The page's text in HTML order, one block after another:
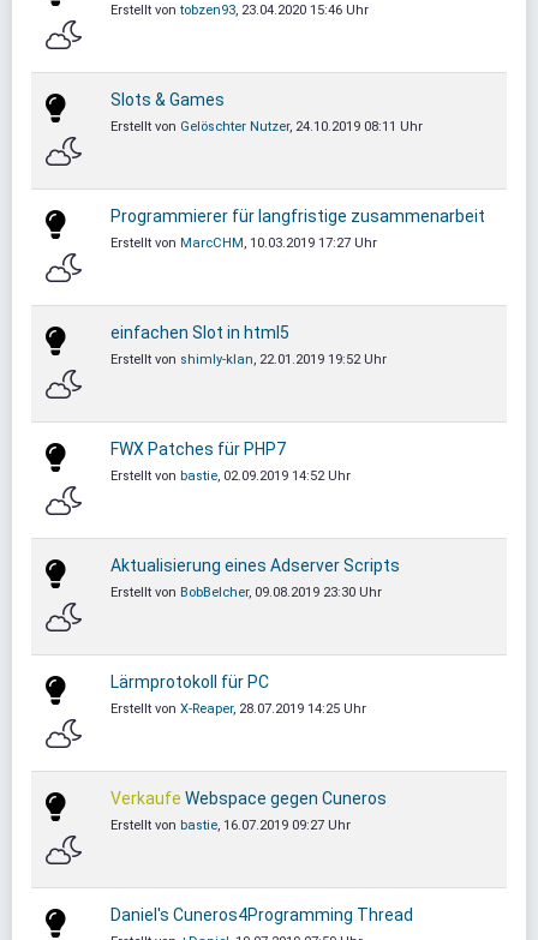
Erstellt vontobzen93 , 23.04.2020 15:46 Uhr
Slots & Games
Erstellt von Gelöschter Nutzer, 24.10.2019 08:11 Uhr
Programmierer für langfristige zusammenarbeit
Erstellt von MarcCHM , 10.03.2019 17:27 Uhr
einfachen Slot in html5
Erstellt von shimly-klan , 22.01.2019 19:52 Uhr
FWX Patches für PHP7
Erstellt von bastie , 02.09.2019 14:52 Uhr
Aktualisierung eines Adserver Scripts
Erstellt von BobBelcher, 09.08.2019 23:30 Uhr
Lärmprotokoll für PC
Erstellt von X-Reaper, 28.07.2019 14:25 Uhr
Verkaufe Webspace gegen Cuneros
Erstellt von bastie , 16.07.2019 09:27 Uhr
Daniel's Cuneros4Programming Thread